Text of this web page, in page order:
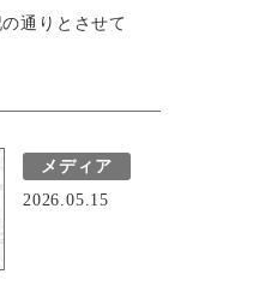
通りとさせて
メディア
2026.05.15